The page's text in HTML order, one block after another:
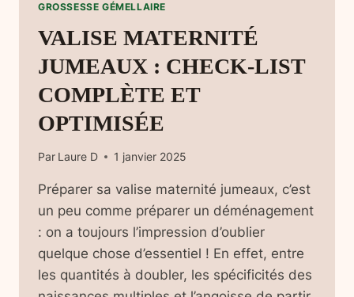
GROSSESSE GÉMELLAIRE
VALISE MATERNITÉ
JUMEAUX : CHECK-LIST
COMPLÈTE ET
OPTIMISÉE
Par Laure D 1 janvier 2025
Préparer sa valise maternité jumeaux, c’est
un peu comme préparer un déménagement
: on a toujours l’impression d’oublier
quelque chose d’essentiel ! En effet, entre
les quantités à doubler, les spécificités des